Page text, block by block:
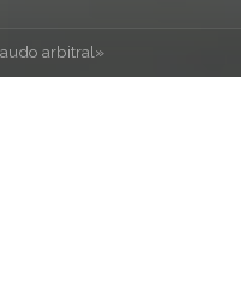
arbitral»